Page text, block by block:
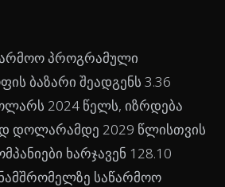
პროგრამული
ბაზარი შეადგენს 3.36
2024 წელს, იზრდება
დოლარამდე 2029 წლისთვის
ხარჯავენ 128.10
საწარმოო